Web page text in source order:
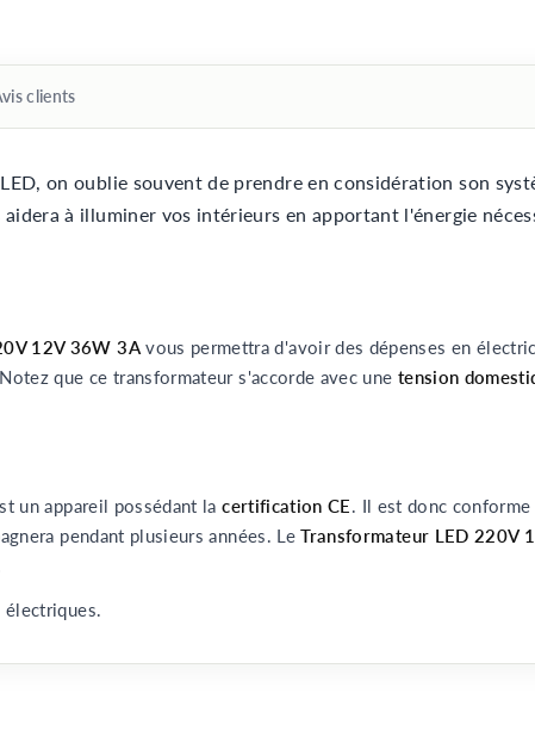
clients
on oublie souvent de prendre en considération son
à illuminer vos intérieurs en apportant l'énergie
12V 36W 3Avous permettra d'avoir des dépenses en
que ce transformateur s'accorde avec une tension
un appareil possédant lacertification CE. Il est donc
pendant plusieurs années. LeTransformateur LED 220V